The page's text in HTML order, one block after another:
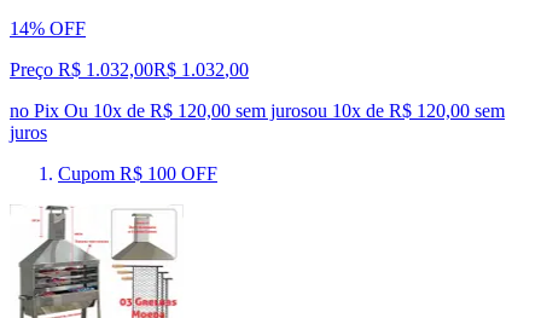
14% OFF
Preço R$ 1.032,00R$ 1.032,00
no Pix Ou 10x de R$ 120,00 sem jurosou 10x de R$ 120,00 sem
juros
Cupom R$ 100 OFF